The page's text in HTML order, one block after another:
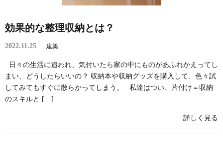
効果的な整理収納とは？
2022.11.25 建築
日々の生活に追われ、気付いたら家の中にものがあふれかえってし
まい、どうしたらいいの？ 収納本や収納グッズを購入して、色々試
してみてもすぐに散らかってしまう。 私達はつい、片付け＝収納
のスキルと […]
詳しく見る